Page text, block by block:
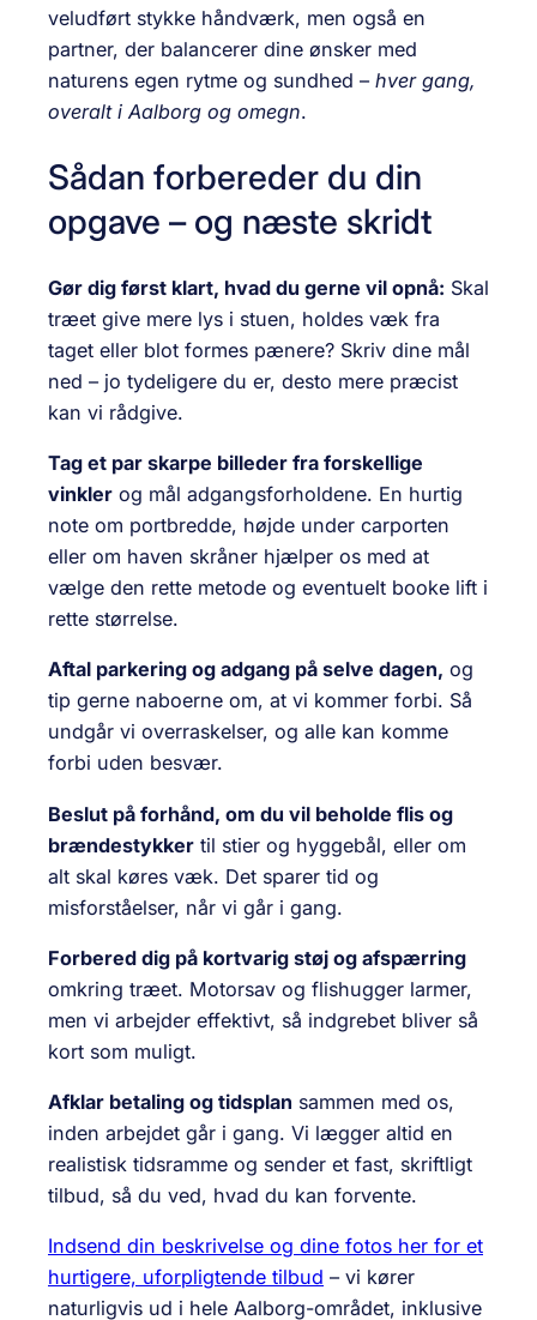
veludført stykke håndværk, men også en
partner, der balancerer dine ønsker med
naturens egen rytme og sundhed – hver gang,
overalt i Aalborg og omegn.
Sådan forbereder du din
opgave – og næste skridt
Gør dig først klart, hvad du gerne vil opnå: Skal
træet give mere lys i stuen, holdes væk fra
taget eller blot formes pænere? Skriv dine mål
ned – jo tydeligere du er, desto mere præcist
kan vi rådgive.
Tag et par skarpe billeder fra forskellige
vinkler og mål adgangsforholdene. En hurtig
note om portbredde, højde under carporten
eller om haven skråner hjælper os med at
vælge den rette metode og eventuelt booke lift i
rette størrelse.
Aftal parkering og adgang på selve dagen, og
tip gerne naboerne om, at vi kommer forbi. Så
undgår vi overraskelser, og alle kan komme
forbi uden besvær.
Beslut på forhånd, om du vil beholde flis og
brændestykker til stier og hyggebål, eller om
alt skal køres væk. Det sparer tid og
misforståelser, når vi går i gang.
Forbered dig på kortvarig støj og afspærring
omkring træet. Motorsav og flishugger larmer,
men vi arbejder effektivt, så indgrebet bliver så
kort som muligt.
Afklar betaling og tidsplan sammen med os,
inden arbejdet går i gang. Vi lægger altid en
realistisk tidsramme og sender et fast, skriftligt
tilbud, så du ved, hvad du kan forvente.
Indsend din beskrivelse og dine fotos her for et
hurtigere, uforpligtende tilbud – vi kører
naturligvis ud i hele Aalborg-området, inklusive